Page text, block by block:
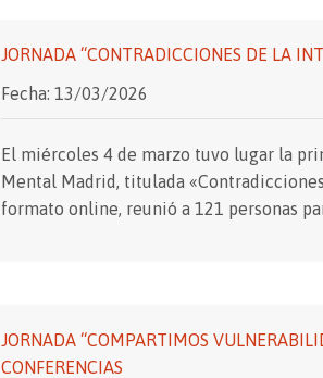
JORNADA “CONTRADICCIONES DE LA
Fecha: 13/03/2026
El miércoles 4 de marzo tuvo lugar la
Mental Madrid, titulada
formato online, reunió a 121 personas
JORNADA “COMPARTIMOS
CONFERENCIAS